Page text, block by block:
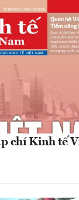
chí Kinh tế